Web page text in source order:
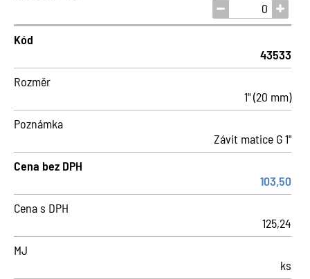
Kód
43533
Rozměr
1" (20 mm)
Poznámka
Závit matice G 1"
Cena bez DPH
103,50
Cena s DPH
125,24
MJ
ks